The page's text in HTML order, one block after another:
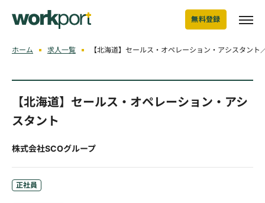
無料登録
ホーム 求人一覧 【北海道】セールス・オペレーション・アシスタント
【北海道】セールス・オペレーション・アシ
スタント
株式会社SCOグループ
正社員